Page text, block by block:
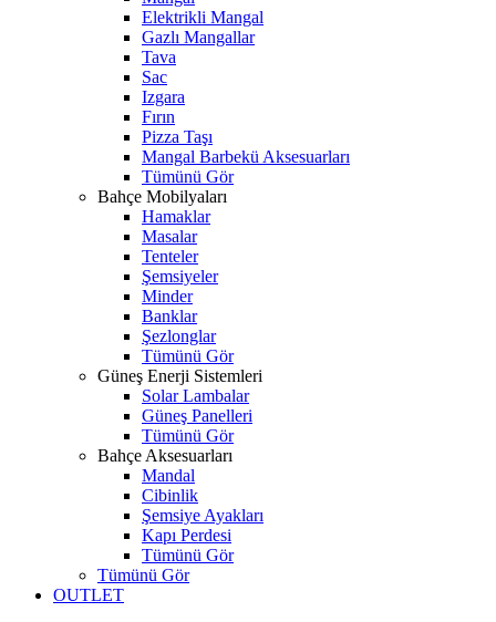
Elektrikli Mangal
Gazlı Mangallar
Tava
Sac
Izgara
Fırın
Pizza Taşı
Mangal Barbekü Aksesuarları
Tümünü Gör
Bahçe Mobilyaları
Hamaklar
Masalar
Tenteler
Şemsiyeler
Minder
Banklar
Şezlonglar
Tümünü Gör
Güneş Enerji Sistemleri
Solar Lambalar
Güneş Panelleri
Tümünü Gör
Bahçe Aksesuarları
Mandal
Cibinlik
Şemsiye Ayakları
Kapı Perdesi
Tümünü Gör
Tümünü Gör
OUTLET